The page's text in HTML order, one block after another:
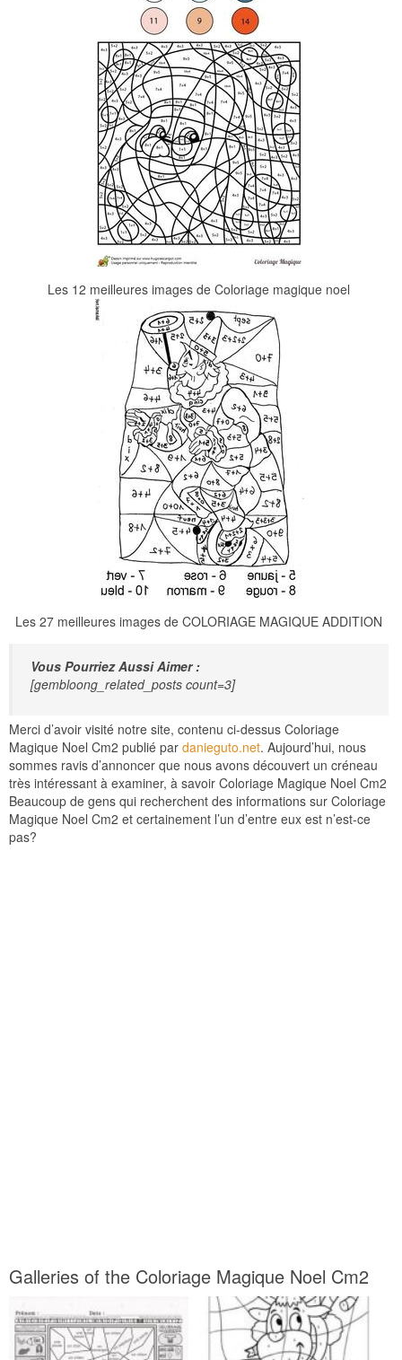
Les 12 meilleures images de Coloriage magique noel
Les 27 meilleures images de COLORIAGE MAGIQUE ADDITION
Vous Pourriez Aussi Aimer :
[gembloong_related_posts count=3]
Merci d’avoir visité notre site, contenu ci-dessus Coloriage
Magique Noel Cm2 publié par danieguto.net. Aujourd’hui, nous
sommes ravis d’annoncer que nous avons découvert un créneau
très intéressant à examiner, à savoir Coloriage Magique Noel Cm2
Beaucoup de gens qui recherchent des informations sur Coloriage
Magique Noel Cm2 et certainement l’un d’entre eux est n’est-ce
pas?
Galleries of the Coloriage Magique Noel Cm2